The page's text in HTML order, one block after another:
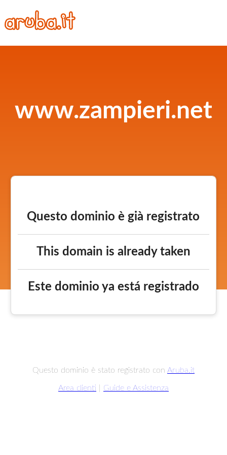
www.zampieri.net
Questo dominio è già registrato
This domain is already taken
Este dominio ya está registrado
Questo dominio è stato registrato con Aruba.it
Area clienti Guide e Assistenza